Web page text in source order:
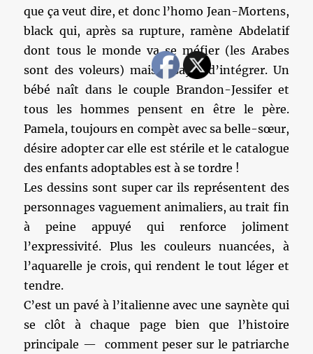
que ça veut dire, et donc l’homo Jean-Mortens,
black qui, après sa rupture, ramène Abdelatif
dont tous le monde va se méfier (les Arabes
sont des voleurs) mais essayer d’intégrer. Un
bébé naît dans le couple Brandon-Jessifer et
tous les hommes pensent en être le père.
Pamela, toujours en compèt avec sa belle-sœur,
désire adopter car elle est stérile et le catalogue
des enfants adoptables est à se tordre !
Les dessins sont super car ils représentent des
personnages vaguement animaliers, au trait fin
à peine appuyé qui renforce joliment
l’expressivité. Plus les couleurs nuancées, à
l’aquarelle je crois, qui rendent le tout léger et
tendre.
C’est un pavé à l’italienne avec une saynète qui
se clôt à chaque page bien que l’histoire
principale — comment peser sur le patriarche